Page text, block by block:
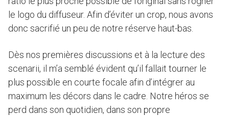
le logo du diffuseur. Afin d’éviter un crop, nous avons
donc sacrifié un peu de notre réserve haut-bas.
Dès nos premières discussions et à la lecture des
scenarii, il m’a semblé évident qu’il fallait tourner le
plus possible en courte focale afin d’intégrer au
maximum les décors dans le cadre. Notre héros se
perd dans son quotidien, dans son propre